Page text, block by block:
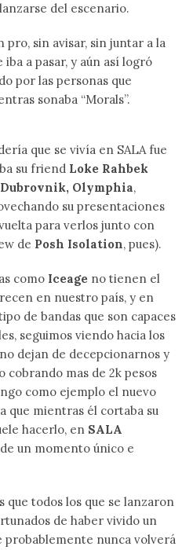
del escenario.
sin avisar, sin juntar a la
a pasar, y aún así logró
por las personas que
sonaba “Morals”.
que se vivía en SALA fue
su friend Loke Rahbek
Olymphia,
su presentaciones
para verlos junto con
de Posh Isolation, pues).
como Iceage no tienen el
en nuestro país, y en
de bandas que son capaces
seguimos viendo hacia los
dejan de decepcionarnos y
cobrando mas de 2k pesos
como ejemplo el nuevo
que mientras él cortaba su
hacerlo, en SALA
un momento único e
que todos los que se lanzaron
de haber vivido un
probablemente nunca volverá